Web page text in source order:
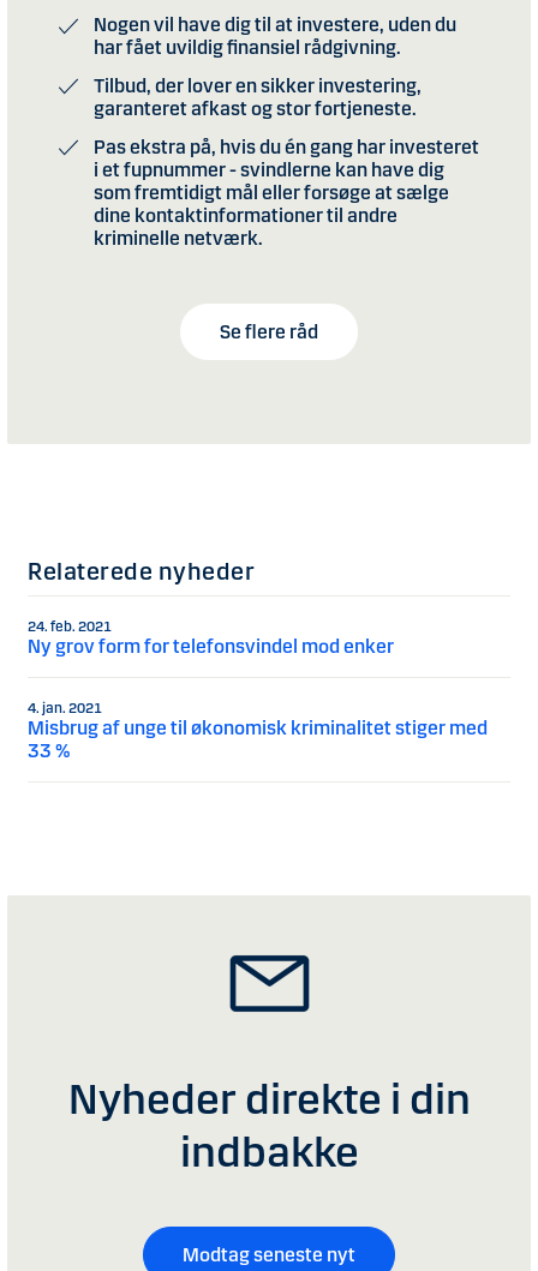
Nogen vil have dig til at investere, uden du
har fået uvildig finansiel rådgivning.
Tilbud, der lover en sikker investering,
garanteret afkast og stor fortjeneste.
Pas ekstra på, hvis du én gang har investeret
i et fupnummer - svindlerne kan have dig
som fremtidigt mål eller forsøge at sælge
dine kontaktinformationer til andre
kriminelle netværk.
Se flere råd
Relaterede nyheder
24. feb. 2021
Ny grov form for telefonsvindel mod enker
4. jan. 2021
Misbrug af unge til økonomisk kriminalitet stiger med
33 %
Nyheder direkte i din
indbakke
Modtag seneste nyt